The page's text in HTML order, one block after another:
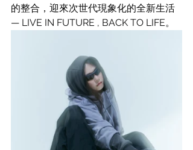
的整合，迎來次世代現象化的全新生活
— LIVE IN FUTURE , BACK TO LIFE。